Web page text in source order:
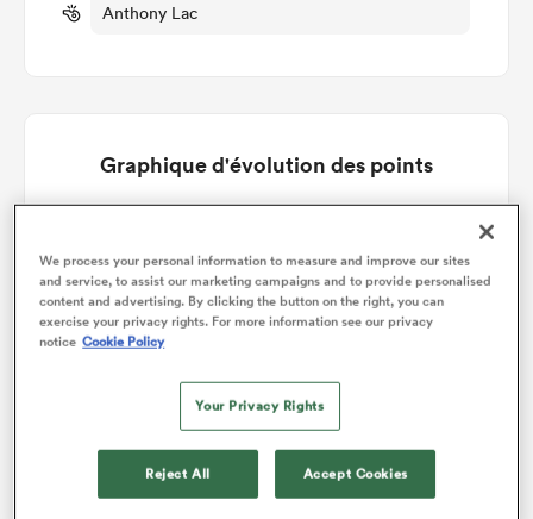
Anthony Lac
Graphique d'évolution des points
We process your personal information to measure and improve our sites
and service, to assist our marketing campaigns and to provide personalised
content and advertising. By clicking the button on the right, you can
exercise your privacy rights. For more information see our privacy
notice Cookie Policy
Your Privacy Rights
Reject All Accept Cookies